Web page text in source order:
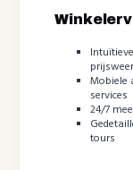
Mobiele
services
24/7
tours